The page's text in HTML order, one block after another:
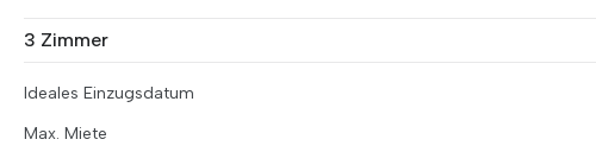
3 Zimmer
Ideales Einzugsdatum
Max. Miete